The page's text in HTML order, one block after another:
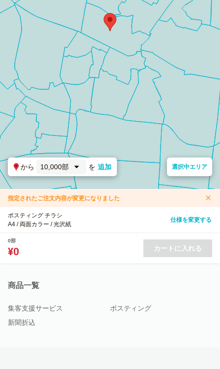
から 10,000部 を 追加 選択中エリア
指定されたご注文内容が変更になりました
ポスティング チラシ
A4 / 両面カラー / 光沢紙
仕様を変更する
0部
¥0 カートに入れる
商品一覧
集客支援サービス
ポスティング
新聞折込